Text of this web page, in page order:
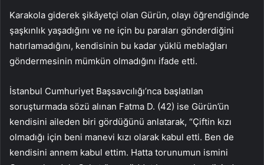
Karakola giderek şikâyetçi olan Gürün, olayı öğrendiğinde
şaşkınlık yaşadığını ve ne için bu paraları gönderdiğini
hatırlamadığını, kendisinin bu kadar yüklü meblağları
göndermesinin mümkün olmadığını ifade etti.
İstanbul Cumhuriyet Başsavcılığı’nca başlatılan
soruşturmada sözü alınan Fatma D. (42) ise Gürün’ün
kendisini aileden biri gördüğünü anlatarak, “Çiftin kızı
olmadığı için beni manevi kızı olarak kabul etti. Ben de
kendisini annem kabul ettim. Hatta torunumun ismini